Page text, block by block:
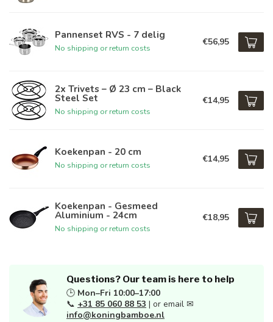
Pannenset RVS - 7 delig
No shipping or return costs
€56,95
2x Trivets – Ø 23 cm – Black
Steel Set
No shipping or return costs
€14,95
Koekenpan - 20 cm
No shipping or return costs
€14,95
Koekenpan - Gesmeed
Aluminium - 24cm
No shipping or return costs
€18,95
Questions? Our team is here to help
🕒 Mon–Fri 10:00–17:00
📞 +31 85 060 88 53 | or email ✉
info@koningbamboe.nl